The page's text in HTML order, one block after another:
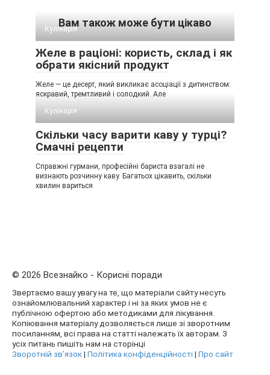
Вам також може бути цікаво
Кулінарія
Желе в раціоні: користь, склад і як
обрати якісний продукт
Желе — це десерт, який викликає асоціації з дитинством:
яскравий, тремтливий і солодкий. Але
Кулінарія
Скільки часу варити каву у турці?
Смачні рецепти
Справжні гурмани, професійні бариста взагалі не
визнають розчинну каву. Багатьох цікавить, скільки
хвилин вариться
© 2026 Всезнайко - Корисні поради
Звертаємо вашу увагу на те, що матеріали сайту несуть
ознайомлювальний характер і ні за яких умов не є
публічною офертою або методиками для лікування.
Копіювання матеріалу дозволяється лише зі зворотним
посиланням, всі права на статті належать їх авторам. З
усіх питань пишіть нам на сторінці
Зворотній зв’язок| Політика конфіденційності| Про сайт